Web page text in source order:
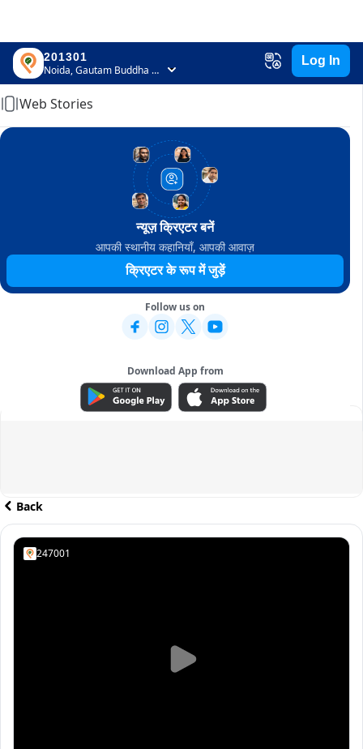
201301
Noida, Gautam Buddha Nagar, Uttar Pradesh
Log In
Home
Web Stories
न्यूज़ क्रिएटर बनें
आपकी स्थानीय कहानियाँ, आपकी आवाज़
क्रिएटर के रूप में जुड़ें
Follow us on
Download App from
ADVERTISEMENT
Back
247001